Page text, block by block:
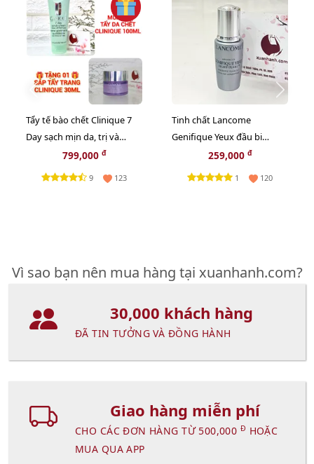
Tẩy tế bào chết Clinique 7
Day sạch mịn da, trị và
ngừa mụn cám, 100ml -
TẶNG 1 SÁP TẨY TRANG
799,000 đ
9 123
Tinh chất Lancome
Genifique Yeux đầu bi
massage trẻ hóa vùng mắt,
259,000 đ
1 120
Vì sao bạn nên mua hàng tại xuanhanh.com?
30,000 khách hàng
ĐÃ TIN TƯỞNG VÀ ĐỒNG HÀNH
Giao hàng miễn phí
CHO CÁC ĐƠN HÀNG TỪ 500,000 Đ HOẶC
MUA QUA APP